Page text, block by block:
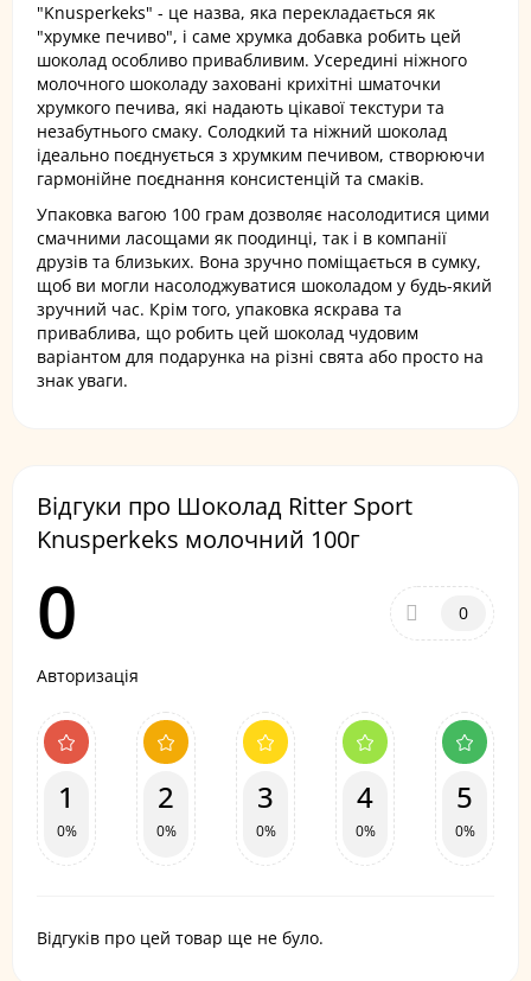
"Knusperkeks" - це назва, яка перекладається як
"хрумке печиво", і саме хрумка добавка робить цей
шоколад особливо привабливим. Усередині ніжного
молочного шоколаду заховані крихітні шматочки
хрумкого печива, які надають цікавої текстури та
незабутнього смаку. Солодкий та ніжний шоколад
ідеально поєднується з хрумким печивом, створюючи
гармонійне поєднання консистенцій та смаків.
Упаковка вагою 100 грам дозволяє насолодитися цими
смачними ласощами як поодинці, так і в компанії
друзів та близьких. Вона зручно поміщається в сумку,
щоб ви могли насолоджуватися шоколадом у будь-який
зручний час. Крім того, упаковка яскрава та
приваблива, що робить цей шоколад чудовим
варіантом для подарунка на різні свята або просто на
знак уваги.
Відгуки про Шоколад Ritter Sport
Knusperkeks молочний 100г
0 0
Авторизація
1
0%
2
0%
3
0%
4
0%
5
0%
Відгуків про цей товар ще не було.